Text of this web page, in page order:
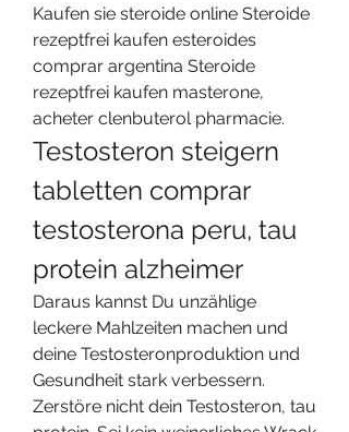
Kaufen sie steroide online Steroide
rezeptfrei kaufen esteroides
comprar argentina Steroide
rezeptfrei kaufen masterone,
acheter clenbuterol pharmacie.
Testosteron steigern
tabletten comprar
testosterona peru, tau
protein alzheimer
Daraus kannst Du unzählige
leckere Mahlzeiten machen und
deine Testosteronproduktion und
Gesundheit stark verbessern.
Zerstöre nicht dein Testosteron, tau